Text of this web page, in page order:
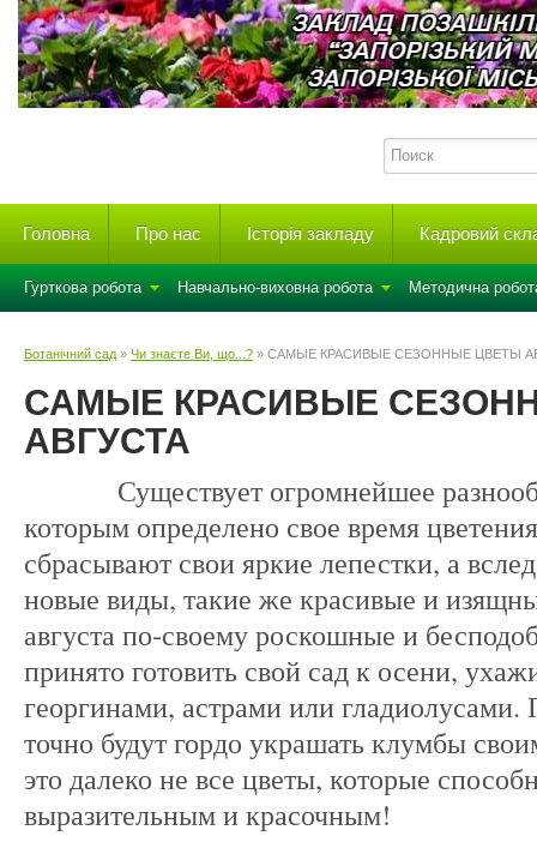
Головна Про нас Історія закладу Кадровий
Гурткова робота Навчально-виховна робота Методична
Ботанічний сад » Чи знаєте Ви, що...? » САМЫЕ КРАСИВЫЕ СЕЗОННЫЕ ЦВЕТЫ
САМЫЕ КРАСИВЫЕ
АВГУСТА
Существует огромнейшее
которым определено свое время
сбрасывают свои яркие лепестки, а
новые виды, такие же красивые и
августа по-своему роскошные и
принято готовить свой сад к осени,
георгинами, астрами или
точно будут гордо украшать клумбы
это далеко не все цветы, которые
выразительным и красочным!